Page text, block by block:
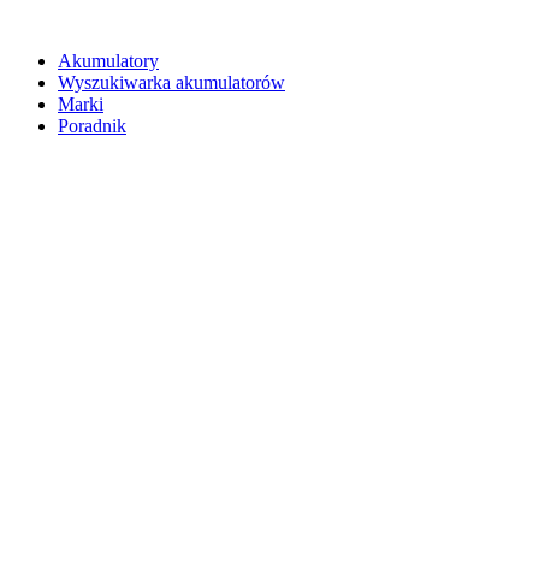
Akumulatory
Wyszukiwarka akumulatorów
Marki
Poradnik